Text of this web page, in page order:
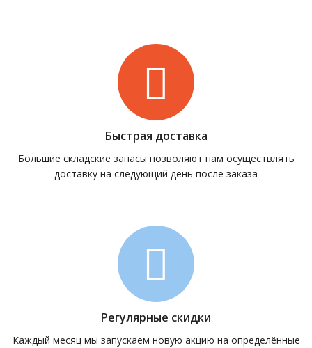
Быстрая доставка
Большие складские запасы позволяют нам осуществлять
доставку на следующий день после заказа
Регулярные скидки
Каждый месяц мы запускаем новую акцию на определённые